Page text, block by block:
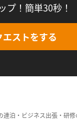
プ！簡単30秒！
ストをする
泊・ビジネス出張・研